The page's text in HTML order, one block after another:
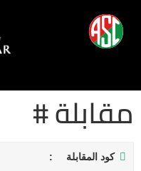
مقابلة #
كود المقابلة